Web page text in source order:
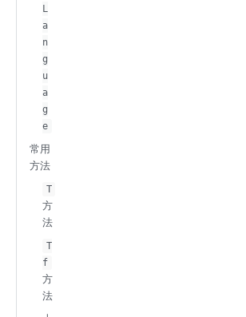
L
a
n
g
u
a
g
e
常用
方法
T
方
法
T
f
方
法